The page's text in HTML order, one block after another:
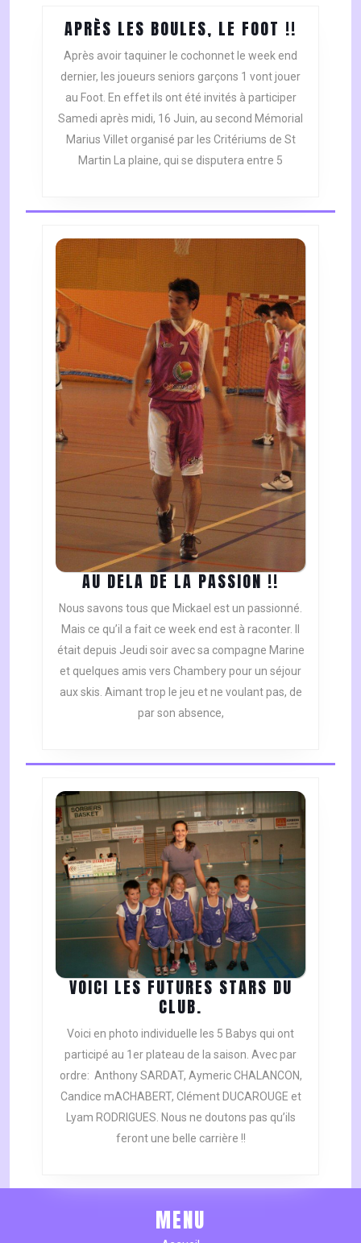
APRÈS LES BOULES, LE FOOT !!
LES
BOULES,
LE
!!
Après avoir taquiner le cochonnet le week end
dernier, les joueurs seniors garçons 1 vont jouer
au Foot. En effet ils ont été invités à participer
Samedi après midi, 16 Juin, au second Mémorial
Marius Villet organisé par les Critériums de St
Martin La plaine, qui se disputera entre 5
AU DELA DE LA PASSION !!AU
DELA
DE
LA
PASSION
!!
Nous savons tous que Mickael est un passionné.
Mais ce qu’il a fait ce week end est à raconter. Il
était depuis Jeudi soir avec sa compagne Marine
et quelques amis vers Chambery pour un séjour
aux skis. Aimant trop le jeu et ne voulant pas, de
par son absence,
VOICI LES FUTURES STARS DU
CLUB.
LES
FUTURES
STARS
DU
CLUB.
Voici en photo individuelle les 5 Babys qui ont
participé au 1er plateau de la saison. Avec par
ordre: Anthony SARDAT, Aymeric CHALANCON,
Candice mACHABERT, Clément DUCAROUGE et
Lyam RODRIGUES. Nous ne doutons pas qu’ils
feront une belle carrière !!
MENU